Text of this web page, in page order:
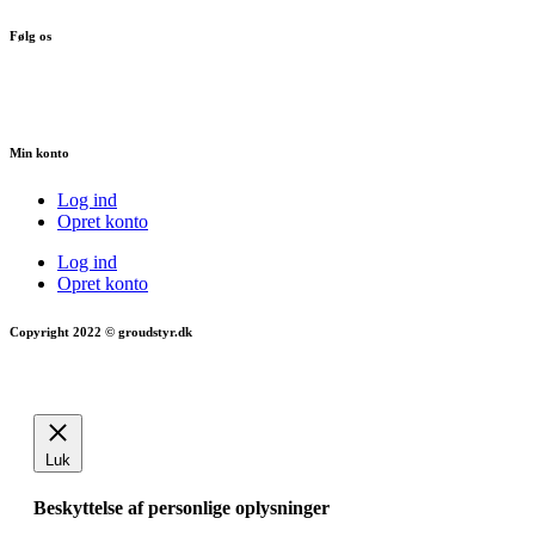
Følg os
Min konto
Log ind
Opret konto
Log ind
Opret konto
Copyright 2022 © groudstyr.dk
Luk
Beskyttelse af personlige oplysninger